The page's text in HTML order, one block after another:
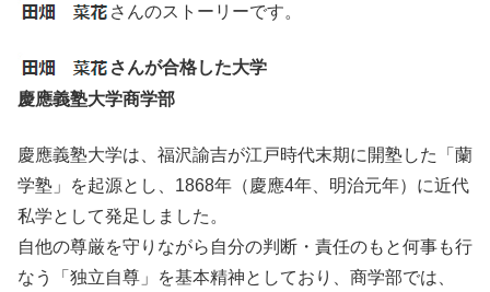
さんのストーリーです。
さんが合格した大学
慶應義塾大学商学部
慶應義塾大学は、福沢諭吉が江戸時代末期に開塾した「蘭
学塾」を起源とし、1868年（慶應4年、明治元年）に近代
私学として発足しました。
自他の尊厳を守りながら自分の判断・責任のもと何事も行
なう「独立自尊」を基本精神としており、商学部では、